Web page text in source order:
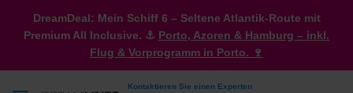
DreamDeal: Mein Schiff 6 – Seltene Atlantik-Route mit
Premium All Inclusive. ⚓ Porto, Azoren & Hamburg – inkl.
Flug & Vorprogramm in Porto. 🍷
Kontaktieren Sie einen Experten